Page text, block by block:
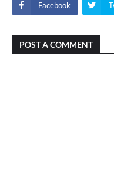
Facebook
POST A COMMENT